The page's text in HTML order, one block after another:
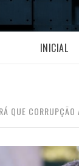
INICIAL
QUE